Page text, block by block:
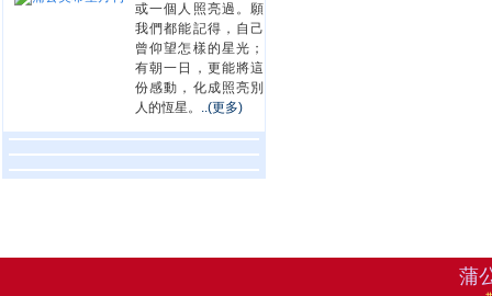
或一個人照亮過。願
我們都能記得，自己
曾仰望怎樣的星光；
有朝一日，更能將這
份感動，化成照亮別
人的恆星。 ..(更多)
蒲